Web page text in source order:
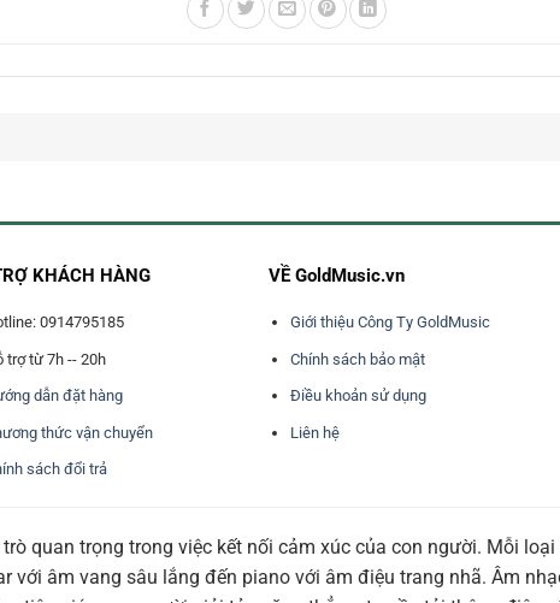
KHÁCH HÀNG
0914795185
trợ từ 7h -- 20h
dẫn đặt hàng
thức vận chuyển
sách đổi trả
VỀ GoldMusic.vn
Giới thiệu Công Ty GoldMusic
Chính sách bảo mật
Điều khoản sử dụng
Liên hệ
quan trọng trong việc kết nối cảm xúc của con người. Mỗi loại
với âm vang sâu lắng đến piano với âm điệu trang nhã. Âm